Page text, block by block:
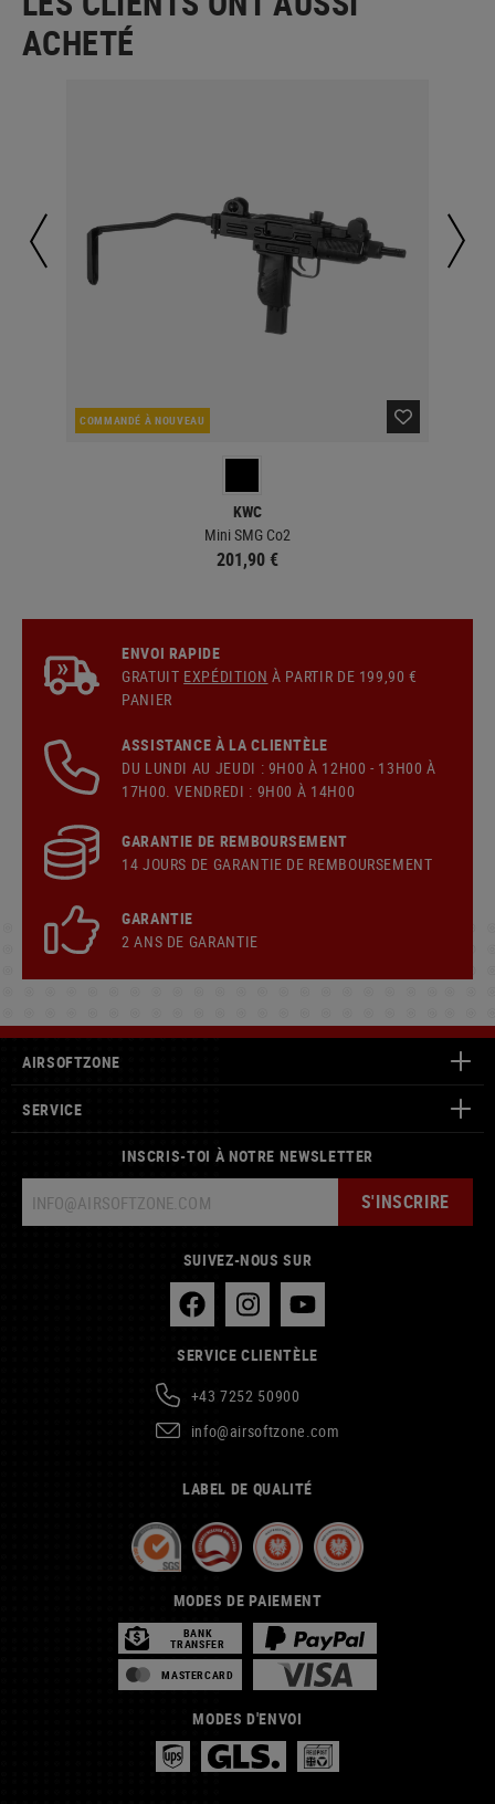
ACHETÉ
COMMANDÉ À NOUVEAU
KWC
Mini SMG Co2
201,90 €
ENVOI RAPIDE
GRATUIT EXPÉDITION À PARTIR DE 199,90 €
PANIER
ASSISTANCE À LA CLIENTÈLE
DU LUNDI AU JEUDI : 9H00 À 12H00 - 13H00 À
17H00. VENDREDI : 9H00 À 14H00
GARANTIE DE REMBOURSEMENT
14 JOURS DE GARANTIE DE REMBOURSEMENT
GARANTIE
2 ANS DE GARANTIE
AIRSOFTZONE
SERVICE
INSCRIS-TOI À NOTRE NEWSLETTER
S'INSCRIRE
SUIVEZ-NOUS SUR
SERVICE CLIENTÈLE
+43 7252 50900
info@airsoftzone.com
LABEL DE QUALITÉ
MODES DE PAIEMENT
BANK
TRANSFER
MASTERCARD
MODES D'ENVOI